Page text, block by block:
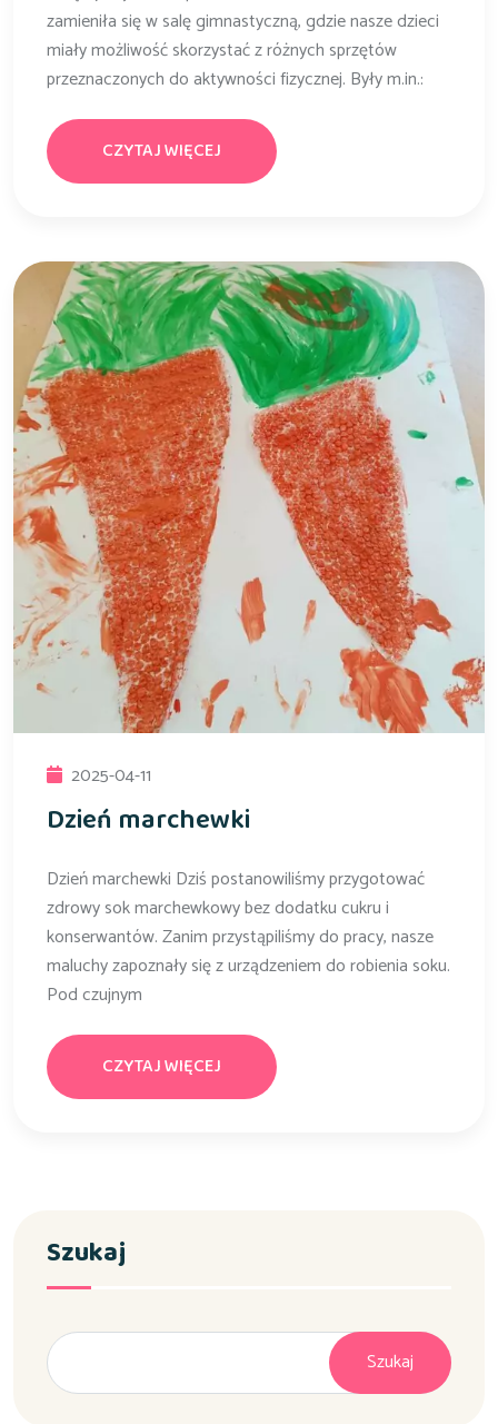
zamieniła się w salę gimnastyczną, gdzie nasze dzieci
miały możliwość skorzystać z różnych sprzętów
przeznaczonych do aktywności fizycznej. Były m.in.:
CZYTAJ WIĘCEJ
2025-04-11
Dzień marchewki
Dzień marchewki Dziś postanowiliśmy przygotować
zdrowy sok marchewkowy bez dodatku cukru i
konserwantów. Zanim przystąpiliśmy do pracy, nasze
maluchy zapoznały się z urządzeniem do robienia soku.
Pod czujnym
CZYTAJ WIĘCEJ
Szukaj
Szukaj